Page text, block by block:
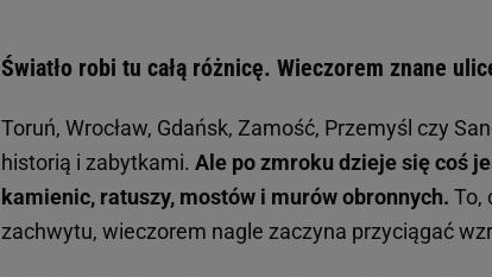
Światło robi tu całą różnicę. Wieczorem znane
Toruń, Wrocław, Gdańsk, Zamość, Przemyśl czy
historią i zabytkami. Ale po zmroku dzieje się coś
kamienic, ratuszy, mostów i murów obronnych. To,
zachwytu, wieczorem nagle zaczyna przyciągać